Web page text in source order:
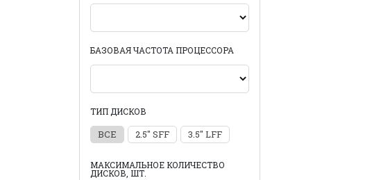
БАЗОВАЯ ЧАСТОТА ПРОЦЕССОРА
ТИП ДИСКОВ
ВСЕ 2.5" SFF 3.5" LFF
МАКСИМАЛЬНОЕ КОЛИЧЕСТВО
ДИСКОВ, ШТ.